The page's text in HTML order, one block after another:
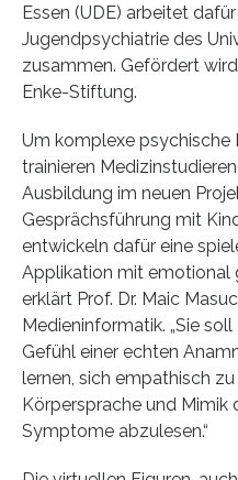
Essen (UDE) arbeitet
Jugendpsychiatrie des
zusammen. Gefördert
Enke-Stiftung.
Um komplexe psychische
trainieren
Ausbildung im neuen
Gesprächsführung mit
entwickeln dafür eine
Applikation mit emotional
erklärt Prof. Dr. Maic
Medieninformatik. „Sie
Gefühl einer echten
lernen, sich empathisch
Körpersprache und Mimik
Symptome abzulesen.“